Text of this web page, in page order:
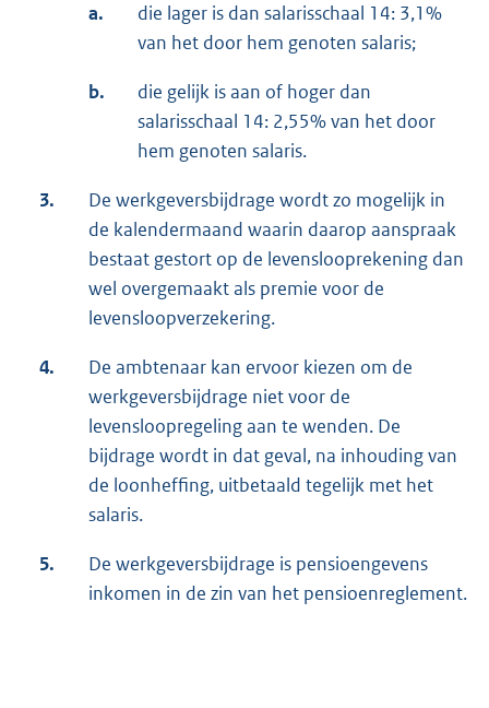
a.
die lager is dan salarisschaal 14: 3,1%
van het door hem genoten salaris;
b.
die gelijk is aan of hoger dan
salarisschaal 14: 2,55% van het door
hem genoten salaris.
3.
De werkgeversbijdrage wordt zo mogelijk in
de kalendermaand waarin daarop aanspraak
bestaat gestort op de levenslooprekening dan
wel overgemaakt als premie voor de
levensloopverzekering.
4.
De ambtenaar kan ervoor kiezen om de
werkgeversbijdrage niet voor de
levensloopregeling aan te wenden. De
bijdrage wordt in dat geval, na inhouding van
de loonheffing, uitbetaald tegelijk met het
salaris.
5.
De werkgeversbijdrage is pensioengevens
inkomen in de zin van het pensioenreglement.